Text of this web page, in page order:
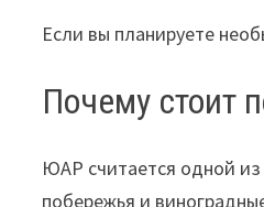
Если вы планируете
Почему стоит
ЮАР считается одной из
побережья и